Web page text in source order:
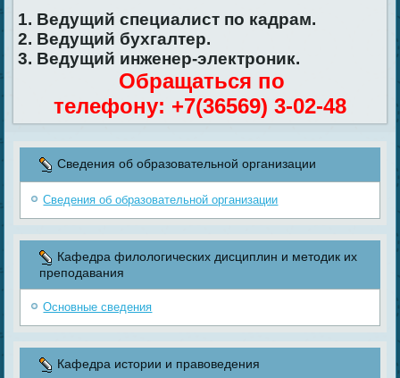
1. Ведущий специалист по кадрам.
2. Ведущий бухгалтер.
3. Ведущий инженер-электроник.
Обращаться по
телефону: +7(36569) 3-02-48
Сведения об образовательной организации
Сведения об образовательной организации
Кафедра филологических дисциплин и методик их
преподавания
Основные сведения
Кафедра истории и правоведения